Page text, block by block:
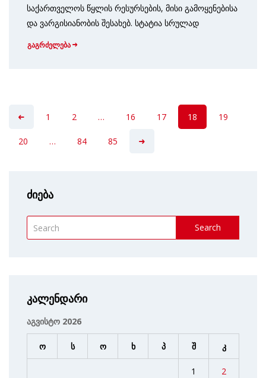
საქართველოს წყლის რესურსების, მისი გამოყენებისა
და ვარგისიანობის შესახებ. სტატია სრულად
გაგრძელება
1 2 … 16 17 18 19
20 … 84 85
ძიება
Search
კალენდარი
აგვისტო 2026
ო ს ო ხ პ შ კ
1 2